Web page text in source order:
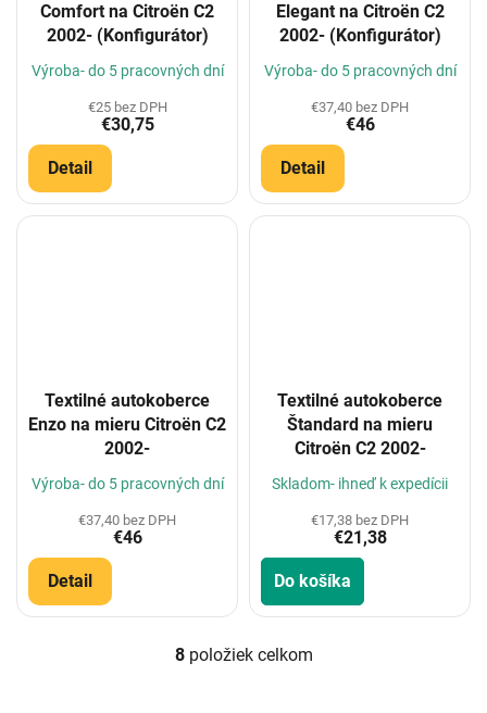
Comfort na Citroën C2
2002- (Konfigurátor)
Výroba- do 5 pracovných dní
€25 bez DPH
€30,75
Detail
Elegant na Citroën C2
2002- (Konfigurátor)
Výroba- do 5 pracovných dní
€37,40 bez DPH
€46
Detail
Textilné autokoberce
Enzo na mieru Citroën C2
2002-
Výroba- do 5 pracovných dní
€37,40 bez DPH
€46
Detail
Textilné autokoberce
Štandard na mieru
Citroën C2 2002-
Skladom- ihneď k expedícii
€17,38 bez DPH
€21,38
Do košíka
O
8položiek celkom